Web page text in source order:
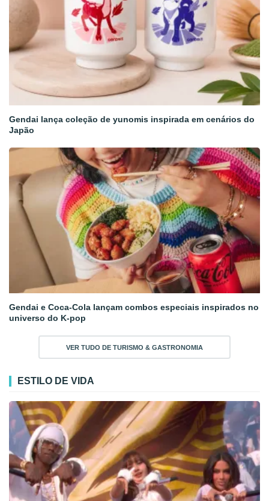
Gendai lança coleção de yunomis inspirada em cenários do
Japão
Gendai e Coca-Cola lançam combos especiais inspirados no
universo do K-pop
VER TUDO DE TURISMO & GASTRONOMIA
ESTILO DE VIDA